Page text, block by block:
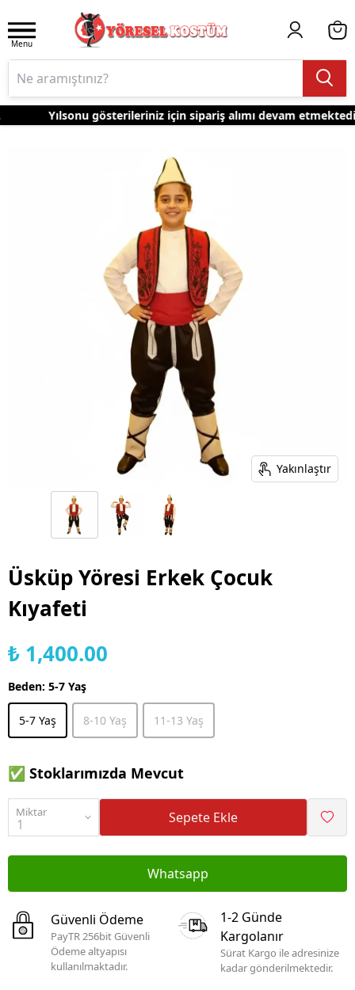
Menu
Yılsonu gösterileriniz için sipariş alımı devam etmektedir.
Yakınlaştır
Üsküp Yöresi Erkek Çocuk
Kıyafeti
₺ 1,400.00
Beden: 5-7 Yaş
5-7 Yaş 8-10 Yaş 11-13 Yaş
✅ Stoklarımızda Mevcut
Miktar Sepete Ekle
Whatsapp
Güvenli Ödeme
PayTR 256bit Güvenli
Ödeme altyapısı
kullanılmaktadır.
1-2 Günde
Kargolanır
Sürat Kargo ile adresinize
kadar gönderilmektedir.